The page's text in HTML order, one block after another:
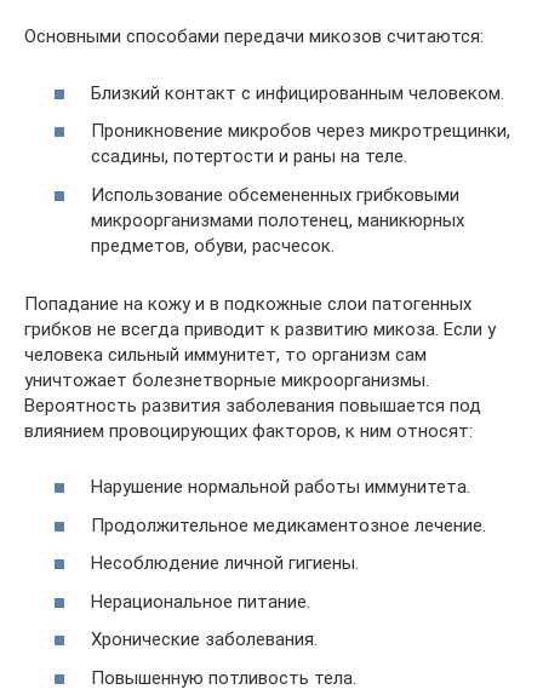
Основными способами передачи микозов считаются:
Близкий контакт с инфицированным человеком.
Проникновение микробов через микротрещинки,
ссадины, потертости и раны на теле.
Использование обсемененных грибковыми
микроорганизмами полотенец, маникюрных
предметов, обуви, расчесок.
Попадание на кожу и в подкожные слои патогенных
грибков не всегда приводит к развитию микоза. Если у
человека сильный иммунитет, то организм сам
уничтожает болезнетворные микроорганизмы.
Вероятность развития заболевания повышается под
влиянием провоцирующих факторов, к ним относят:
Нарушение нормальной работы иммунитета.
Продолжительное медикаментозное лечение.
Несоблюдение личной гигиены.
Нерациональное питание.
Хронические заболевания.
Повышенную потливость тела.